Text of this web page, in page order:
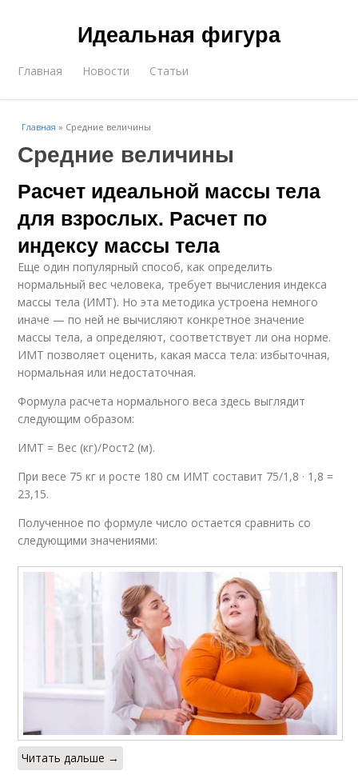
Идеальная фигура
Главная Новости Статьи
Главная » Средние величины
Средние величины
Расчет идеальной массы тела
для взрослых. Расчет по
индексу массы тела
Еще один популярный способ, как определить
нормальный вес человека, требует вычисления индекса
массы тела (ИМТ). Но эта методика устроена немного
иначе — по ней не вычисляют конкретное значение
массы тела, а определяют, соответствует ли она норме.
ИМТ позволяет оценить, какая масса тела: избыточная,
нормальная или недостаточная.
Формула расчета нормального веса здесь выглядит
следующим образом:
ИМТ = Вес (кг)/Рост2 (м).
При весе 75 кг и росте 180 см ИМТ составит 75/1,8 · 1,8 =
23,15.
Полученное по формуле число остается сравнить со
следующими значениями:
Читать дальше →